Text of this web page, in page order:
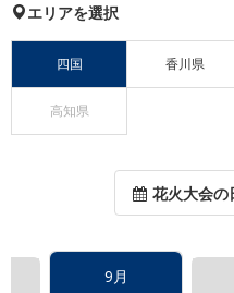
エリアを選択
四国 香川県
高知県
花火大会の
9月